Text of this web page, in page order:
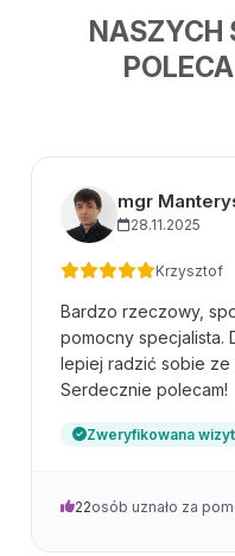
NASZYCH
mgr
28.11.2025
Krzysztof
Bardzo rzeczowy,
pomocny specjalista.
lepiej radzić sobie ze
Serdecznie polecam!
Zweryfikowana
22osób uznało za